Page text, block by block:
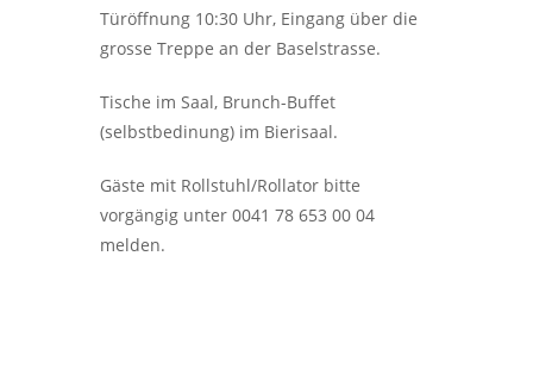
Türöffnung 10:30 Uhr, Eingang über die
grosse Treppe an der Baselstrasse.
Tische im Saal, Brunch-Buffet
(selbstbedinung) im Bierisaal.
Gäste mit Rollstuhl/Rollator bitte
vorgängig unter 0041 78 653 00 04
melden.